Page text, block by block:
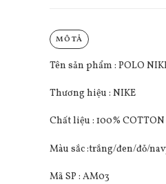
MÔ TẢ
Tên sản phẩm : POLO
Thương hiệu : NIKE
Chất liệu : 100% COTTON
Màu sắc :trắng/đen/đỏ/
Mã SP : AM03